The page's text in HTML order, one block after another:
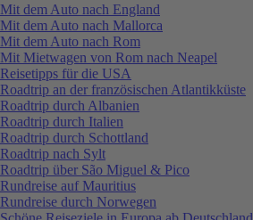
Mit dem Auto nach England
Mit dem Auto nach Mallorca
Mit dem Auto nach Rom
Mit Mietwagen von Rom nach Neapel
Reisetipps für die USA
Roadtrip an der französischen Atlantikküste
Roadtrip durch Albanien
Roadtrip durch Italien
Roadtrip durch Schottland
Roadtrip nach Sylt
Roadtrip über São Miguel & Pico
Rundreise auf Mauritius
Rundreise durch Norwegen